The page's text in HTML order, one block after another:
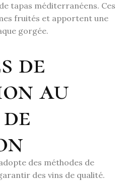
tapas méditerranéens. Ces
fruités et apportent une
gorgée.
de
au
des méthodes de
des vins de qualité.